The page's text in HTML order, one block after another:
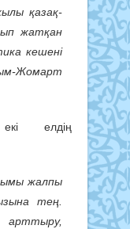
қазақ-
жатқан
кешені
Жомарт
екі елдің
жалпы
тең.
арттыру,